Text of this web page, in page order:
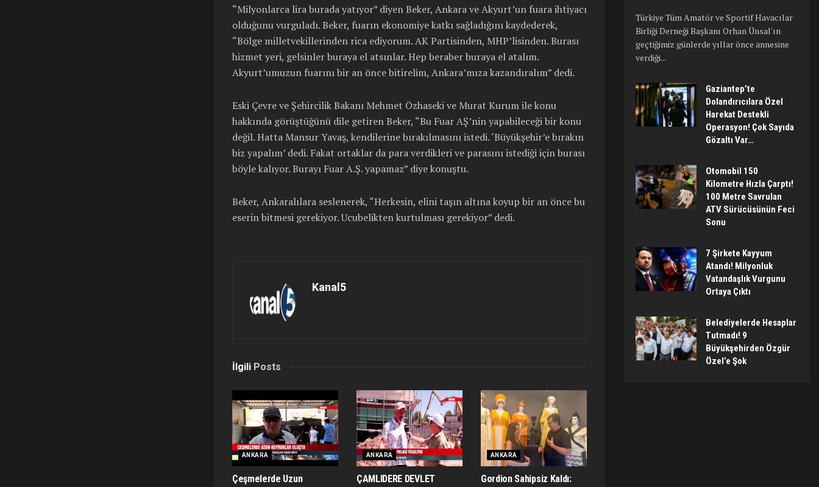
“Milyonlarca lira burada yatıyor” diyen Beker, Ankara ve Akyurt’un fuara ihtiyacı
olduğunu vurguladı. Beker, fuarın ekonomiye katkı sağladığını kaydederek,
“Bölge milletvekillerinden rica ediyorum. AK Partisinden, MHP’lisinden. Burası
hizmet yeri, gelsinler buraya el atsınlar. Hep beraber buraya el atalım.
Akyurt’umuzun fuarını bir an önce bitirelim, Ankara’mıza kazandıralım” dedi.
Eski Çevre ve Şehircilik Bakanı Mehmet Özhaseki ve Murat Kurum ile konu
hakkında görüştüğünü dile getiren Beker, “Bu Fuar AŞ’nin yapabileceği bir konu
değil. Hatta Mansur Yavaş, kendilerine bırakılmasını istedi. ‘Büyükşehir’e bırakın
biz yapalım’ dedi. Fakat ortaklar da para verdikleri ve parasını istediği için burası
böyle kalıyor. Burayı Fuar A.Ş. yapamaz” diye konuştu.
Beker, Ankaralılara seslenerek, “Herkesin, elini taşın altına koyup bir an önce bu
eserin bitmesi gerekiyor. Ucubelikten kurtulması gerekiyor” dedi.
Kanal5
İlgili Posts
ANKARA
Çeşmelerde Uzun
ANKARA
ÇAMLIDERE DEVLET
ANKARA
Gordion Sahipsiz Kaldı:
Türkiye Tüm Amatör ve Sportif Havacılar
Birliği Derneği Başkanı Orhan Ünsal'ın
geçtiğimiz günlerde yıllar önce annesine
verdiği...
Gaziantep’te
Dolandırıcılara Özel
Harekat Destekli
Operasyon! Çok Sayıda
Gözaltı Var…
Otomobil 150
Kilometre Hızla Çarptı!
100 Metre Savrulan
ATV Sürücüsünün Feci
Sonu
7 Şirkete Kayyum
Atandı! Milyonluk
Vatandaşlık Vurgunu
Ortaya Çıktı
Belediyelerde Hesaplar
Tutmadı! 9
Büyükşehirden Özgür
Özel’e Şok